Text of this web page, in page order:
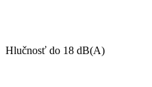
Hlučnosť do 18 dB(A)